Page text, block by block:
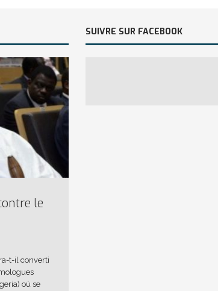
le
t-il converti
où se
SUIVRE SUR FACEBOOK